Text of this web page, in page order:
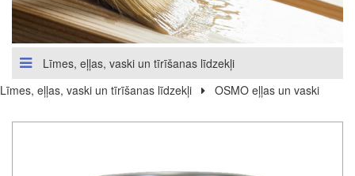
Līmes, eļļas, vaski un tīrīšanas līdzekļi
Līmes, eļļas, vaski un tīrīšanas līdzekļi
OSMO eļļas un vaski